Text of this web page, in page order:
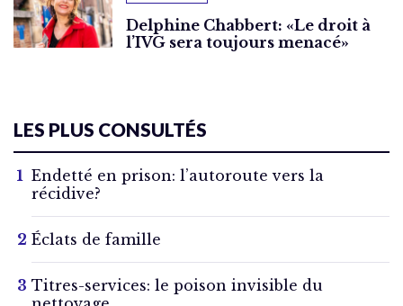
Delphine Chabbert: «Le droit à
l’IVG sera toujours menacé»
LES PLUS CONSULTÉS
Endetté en prison: l’autoroute vers la
récidive?
Éclats de famille
Titres-services: le poison invisible du